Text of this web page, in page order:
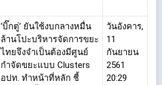
‘บิ๊กตู่’ ยันใช้งบกลางหมื่น
ล้านโปะบริหารจัดการขยะ
ไทยจึงจำเป็นต้องมีศูนย์
กำจัดขยะแบบ Clusters
อปท. ทำหน้าที่หลัก ชี้
วันอังคาร,
11
กันยายน
2561
20:29